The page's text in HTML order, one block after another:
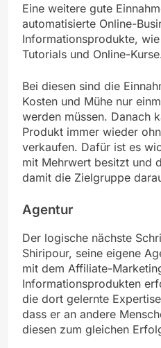
Eine weitere gute
automatisierte Online-
Informationsprodukte,
Tutorials und Online-
Bei diesen sind die
Kosten und Mühe nur
werden müssen. Danach
Produkt immer wieder
verkaufen. Dafür ist es
mit Mehrwert besitzt und
damit die Zielgruppe
Agentur
Der logische nächste
Shiripour, seine eigene
mit dem Affiliate-
Informationsprodukten
die dort gelernte
dass er an andere
diesen zum gleichen